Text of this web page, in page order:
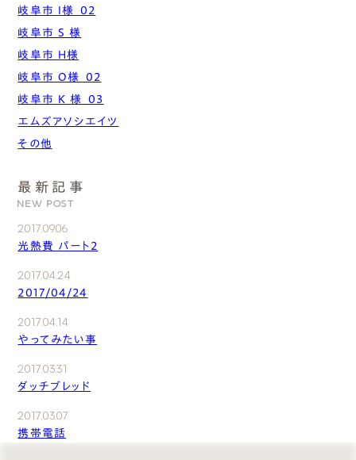
岐阜市 I様_02
岐阜市 S 様
岐阜市 H様
岐阜市 O様_02
岐阜市 K 様_03
エムズアソシエイツ
その他
最新記事
NEW POST
2017.09.06
光熱費 パート2
2017.04.24
2017/04/24
2017.04.14
やってみたい事
2017.03.31
ダッチブレッド
2017.03.07
携帯電話